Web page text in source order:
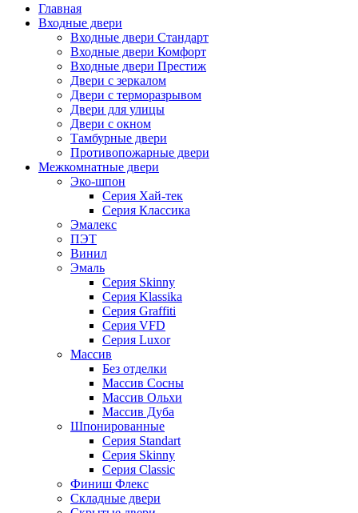
Главная
Входные двери
Входные двери Стандарт
Входные двери Комфорт
Входные двери Престиж
Двери с зеркалом
Двери с терморазрывом
Двери для улицы
Двери с окном
Тамбурные двери
Противопожарные двери
Межкомнатные двери
Эко-шпон
Серия Хай-тек
Серия Классика
Эмалекс
ПЭТ
Винил
Эмаль
Серия Skinny
Серия Klassika
Серия Graffiti
Серия VFD
Серия Luxor
Массив
Без отделки
Массив Сосны
Массив Ольхи
Массив Дуба
Шпонированные
Серия Standart
Серия Skinny
Серия Classic
Финиш Флекс
Складные двери